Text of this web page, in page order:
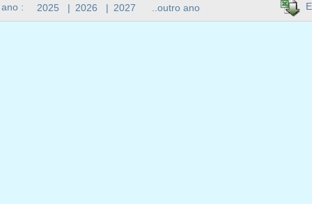
: 2025 | 2026 | 2027 ..outro ano